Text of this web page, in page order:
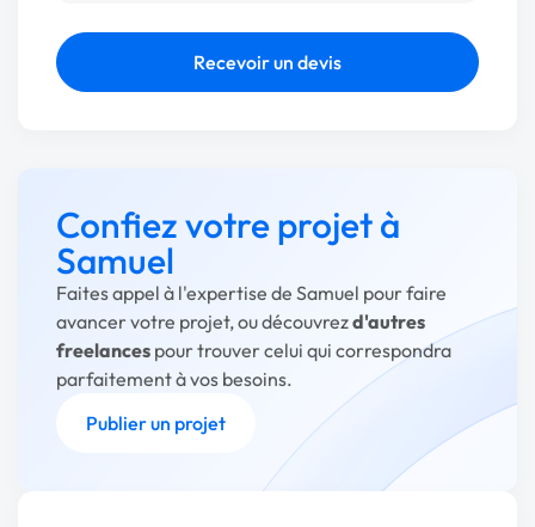
Recevoir un devis
Confiez votre projet à
Samuel
Faites appel à l'expertise de Samuel pour faire
avancer votre projet, ou découvrezd'autres
freelances pour trouver celui qui correspondra
parfaitement à vos besoins.
Publier un projet